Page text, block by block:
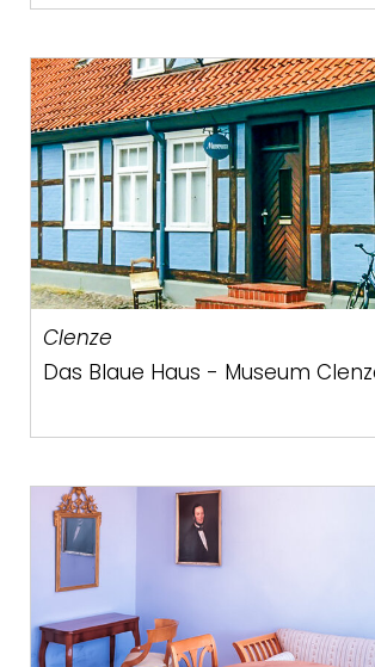
Clenze
Das Blaue Haus - Museum